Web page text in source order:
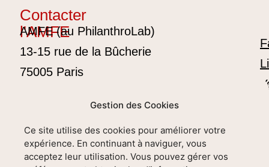
Gestion des Cookies
Ce site utilise des cookies pour améliorer votre
expérience. En continuant à naviguer, vous
acceptez leur utilisation. Vous pouvez gérer vos
Contacter
l'AMFE
AMFE (au PhilanthroLab)
13-15 rue de la Bûcherie
75005 Paris
06 38 74 78 11
S’informer sur les temps forts de
l’AMFE